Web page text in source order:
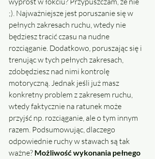
;). Najważniejsze jest poruszanie się w
pełnych zakresach ruchu, wtedy nie
będziesz tracić czasu na nudne
rozciąganie. Dodatkowo, poruszając się i
trenując w tych pełnych zakresach,
zdobędziesz nad nimi kontrolę
motoryczną. Jednak jeśli już masz
konkretny problem z zakresem ruchu,
wtedy faktycznie na ratunek może
przyjść np. rozciąganie, ale o tym innym
razem. Podsumowując, dlaczego
odpowiednie ruchy w stawach są tak
ważne? Możliwość wykonania pełnego